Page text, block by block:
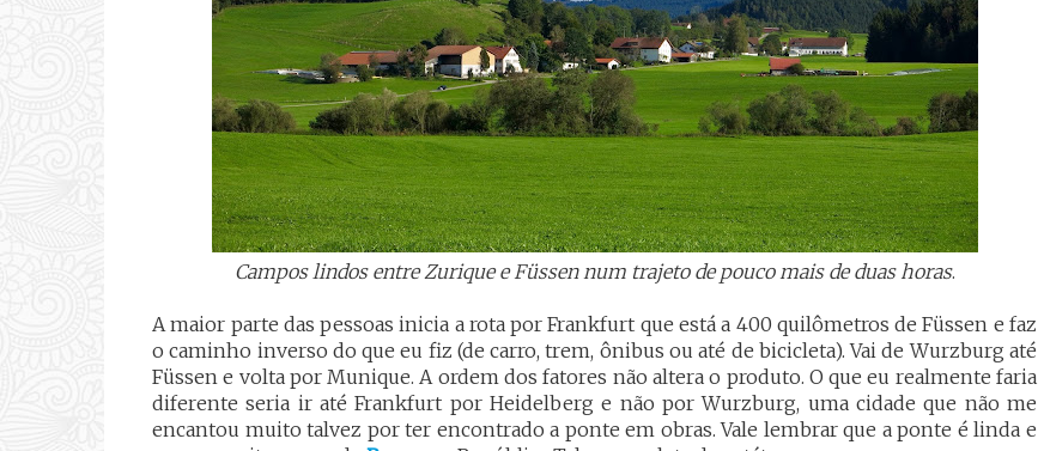
Campos lindos entre Zurique e Füssen num trajeto de pouco mais de duas horas.
A maior parte das pessoas inicia a rota por Frankfurt que está a 400 quilômetros de Füssen e faz
o caminho inverso do que eu fiz (de carro, trem, ônibus ou até de bicicleta). Vai de Wurzburg até
Füssen e volta por Munique. A ordem dos fatores não altera o produto. O que eu realmente faria
diferente seria ir até Frankfurt por Heidelberg e não por Wurzburg, uma cidade que não me
encantou muito talvez por ter encontrado a ponte em obras. Vale lembrar que a ponte é linda e